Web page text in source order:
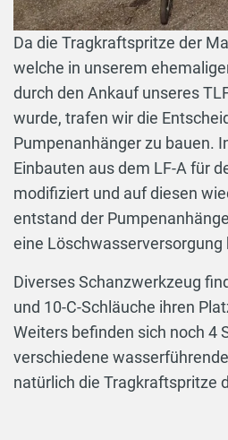
Da die Tragkraftspritze der
welche in unserem
durch den Ankauf unseres
wurde, trafen wir die
Pumpenanhänger zu bauen.
Einbauten aus dem LF-A für
modifiziert und auf diesen
entstand der
eine Löschwasserversorgung
Diverses Schanzwerkzeug
und 10-C-Schläuche ihren
Weiters befinden sich noch 4
verschiedene
natürlich die Tragkraftspritze